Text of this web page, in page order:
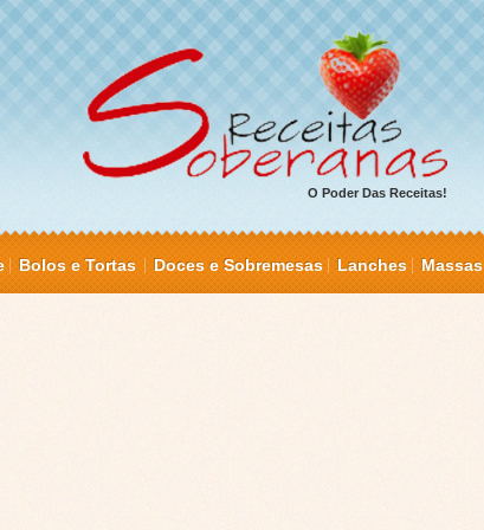
O Poder Das Receitas!
Bolos e Tortas Doces e Sobremesas Lanches Massas